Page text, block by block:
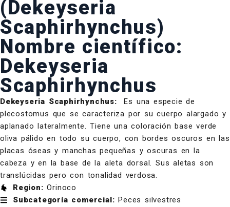
(Dekeyseria
Scaphirhynchus)
Nombre científico:
Dekeyseria
Scaphirhynchus
Dekeyseria Scaphirhynchus:
Es una especie de
plecostomus que se caracteriza por su cuerpo alargado y
aplanado lateralmente. Tiene una coloración base verde
oliva pálido en todo su cuerpo, con bordes oscuros en las
placas óseas y manchas pequeñas y oscuras en la
cabeza y en la base de la aleta dorsal. Sus aletas son
translúcidas pero con tonalidad verdosa.
Region:Orinoco
Subcategoría comercial:Peces silvestres